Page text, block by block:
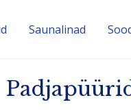
Sauna­linad